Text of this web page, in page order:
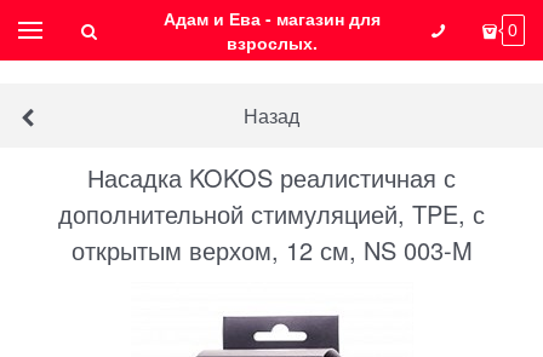
Адам и Ева - магазин для
взрослых.
0
Назад
Насадка KOKOS реалистичная с
дополнительной стимуляцией, TPE, с
открытым верхом, 12 см, NS 003-M